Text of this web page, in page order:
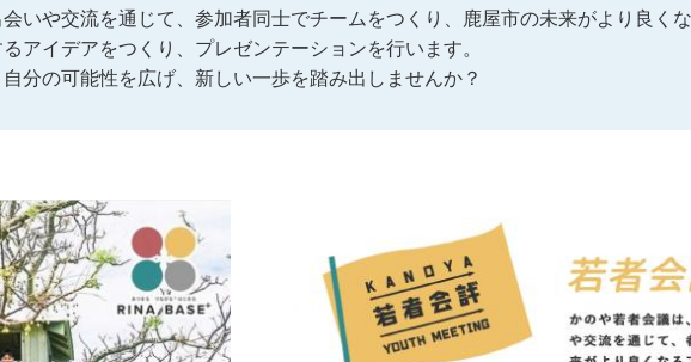
いや交流を通じて、参加者同士でチームをつくり、鹿屋市の未来がより良く
アイデアをつくり、プレゼンテーションを行います。
分の可能性を広げ、新しい一歩を踏み出しませんか？